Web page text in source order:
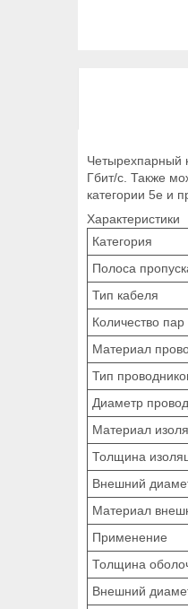
Четырехпарный
Гбит/c. Также
категории 5e и
Характеристики
Категория
Полоса
Тип кабеля
Количество пар
Материал
Тип
Диаметр
Материал
Толщина
Внешний
Материал
Применение
Толщина
Внешний